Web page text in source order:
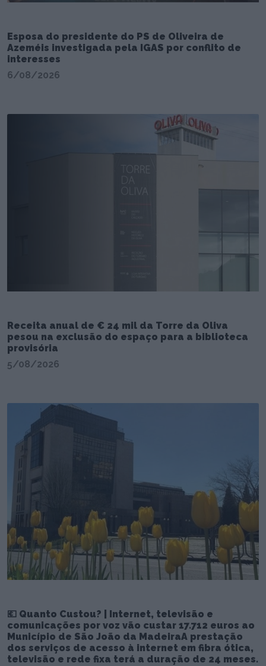
Esposa do presidente do PS de Oliveira de
Azeméis investigada pela IGAS por conflito de
interesses
6/08/2026
Receita anual de € 24 mil da Torre da Oliva
pesou na exclusão do espaço para a biblioteca
provisória
5/08/2026
💶 Quanto Custou? | Internet, televisão e
comunicações por voz vão custar 17.712 euros ao
Município de São João da MadeiraA prestação
dos serviços de acesso à internet em fibra ótica,
televisão e rede fixa terá a duração de 24 meses.